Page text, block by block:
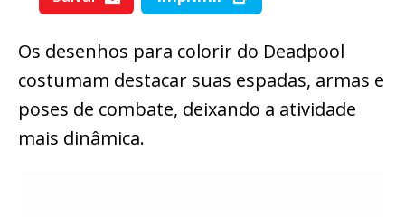
Os desenhos para colorir do Deadpool
costumam destacar suas espadas, armas e
poses de combate, deixando a atividade
mais dinâmica.